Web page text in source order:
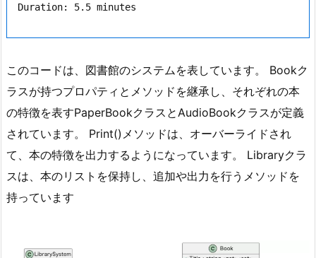
オ
ー
バ
パ
タ
ー
ン
で
る
このコードは、図書館のシステムを表しています。 Bookク
ラスが持つプロパティとメソッドを継承し、それぞれの本
の特徴を表すPaperBookクラスとAudioBookクラスが定義
されています。 Print()メソッドは、オーバーライドされ
て、本の特徴を出力するようになっています。 Libraryクラ
スは、本のリストを保持し、追加や出力を行うメソッドを
持っています